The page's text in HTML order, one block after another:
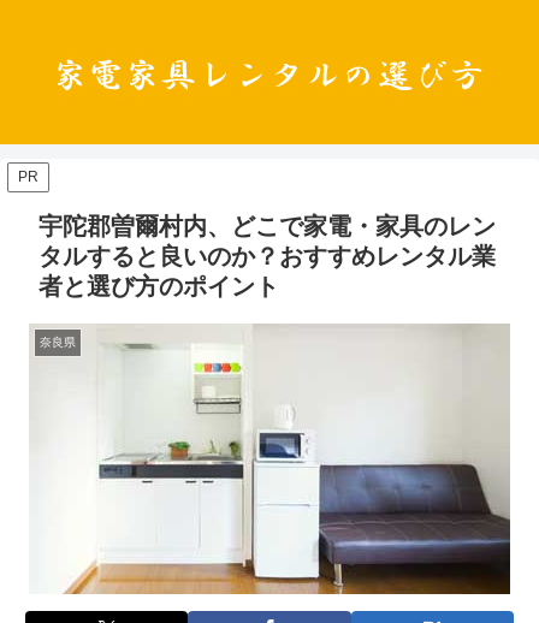
PR
宇陀郡曽爾村内、どこで家電・家具のレン
タルすると良いのか？おすすめレンタル業
者と選び方のポイント
奈良県